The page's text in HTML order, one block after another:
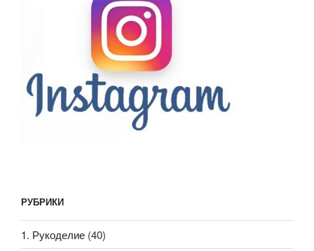
РУБРИКИ
1. Рукоделие (40)